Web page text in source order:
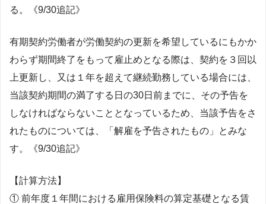
る。《9/30追記》
有期契約労働者が労働契約の更新を希望しているにもかか
わらず期間終了をもって雇止めとなる際は、契約を３回以
上更新し、又は１年を超えて継続勤務している場合には、
当該契約期間の満了する日の30日前までに、その予告を
しなければならないこととなっているため、当該予告をさ
れたものについては、「解雇を予告されたもの」とみな
す。《9/30追記》
【計算方法】
① 前年度１年間における雇用保険料の算定基礎となる賃